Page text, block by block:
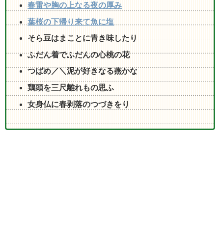
春雷や胸の上なる夜の厚み
葉桜の下帰り来て魚に塩
そら豆はまことに青き味したり
ふだん着でふだんの心桃の花
つばめ／＼泥が好きなる燕かな
鶏頭を三尺離れもの思ふ
女身仏に春剥落のつづきをり